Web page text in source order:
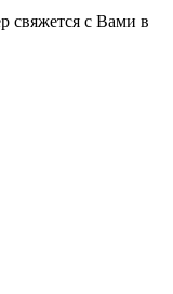
свяжется с Вами в